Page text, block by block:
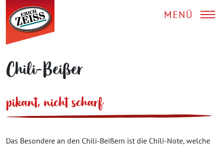
MENÜ
Chili-Beißer
pikant, nicht scharf
Das Besondere an den Chili-Beißern ist die Chili-Note, welche